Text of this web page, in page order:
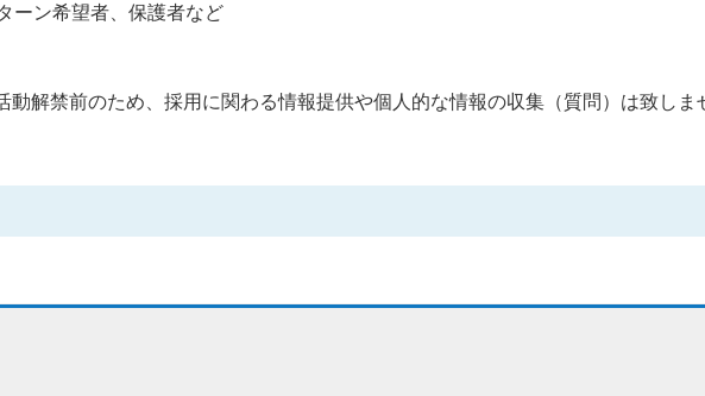
ーン希望者、保護者など
解禁前のため、採用に関わる情報提供や個人的な情報の収集（質問）は致しま